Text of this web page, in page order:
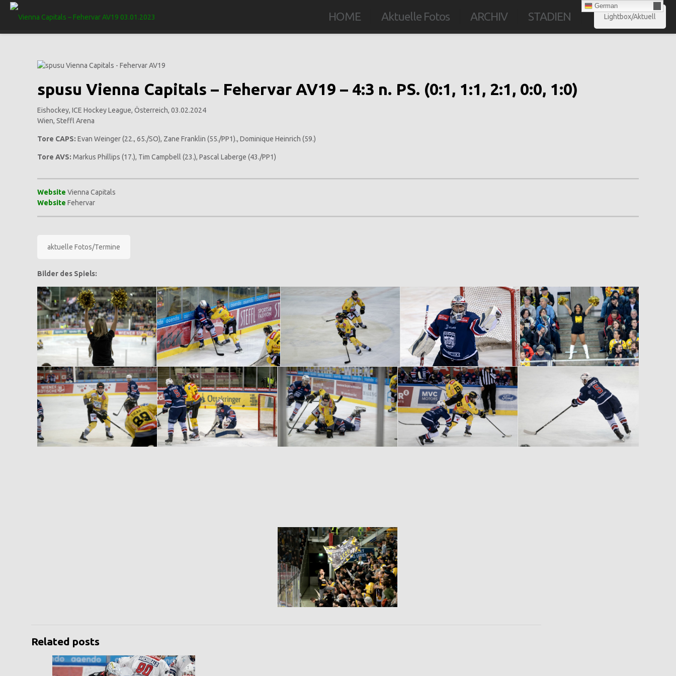
HOME Aktuelle Fotos ARCHIV STADIEN
German
Lightbox/Aktuell
spusu Vienna Capitals – Fehervar AV19 – 4:3 n. PS. (0:1, 1:1, 2:1, 0:0, 1:0)
Eishockey, ICE Hockey League, Österreich, 03.02.2024
Wien, Steffl Arena
Tore CAPS: Evan Weinger (22., 65./SO), Zane Franklin (55./PP1)., Dominique Heinrich (59.)
Tore AVS: Markus Phillips (17.), Tim Campbell (23.), Pascal Laberge (43./PP1)
Website Vienna Capitals
Website Fehervar
aktuelle Fotos/Termine
Bilder des Spiels:
Related posts